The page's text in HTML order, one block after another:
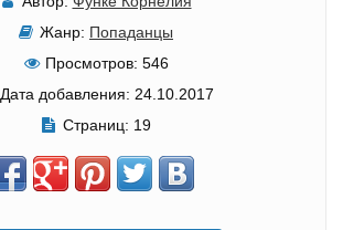
Жанр: Попаданцы
Просмотров: 546
Дата добавления: 24.10.2017
Страниц: 19